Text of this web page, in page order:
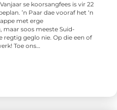
se koorsangfees is vir 22
’n Paar dae vooraf het ‘n
met erge
soos meeste Suid-
regtig geglo nie. Op die een of
Toe ons…